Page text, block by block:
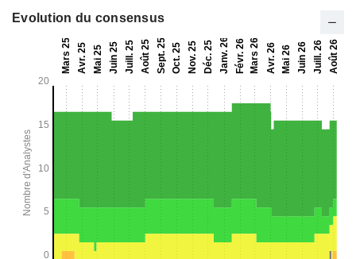
Evolution du consensus